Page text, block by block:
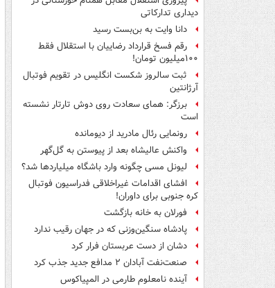
دیداری تدارکاتی
دانا وایت به بن‌بست رسید
رقم فسخ قرارداد رضاییان با استقلال فقط
۱۰۰میلیون تومان!
ثبت سالروز شکست انگلیس در تقویم فوتبال
آرژانتین
برزگر: همای سعادت روی دوش تارتار نشسته
است
رونمایی رئال مادرید از دیومانده
واکنش عالیشاه بعد از پیوستن به گل‌گهر
لیونل مسی چگونه وارد باشگاه میلیاردها شد؟
افشای اقدامات غیراخلاقی فدراسیون فوتبال
کره جنوبی برای داوران!
فورلان به خانه بازگشت
پادشاه سنگین‌وزنی که در جهان رقیب ندارد
دشان از دست عربستان فرار کرد
صنعت‌نفت آبادان ۲ مدافع جدید جذب کرد
آینده نامعلوم طارمی در المپیاکوس